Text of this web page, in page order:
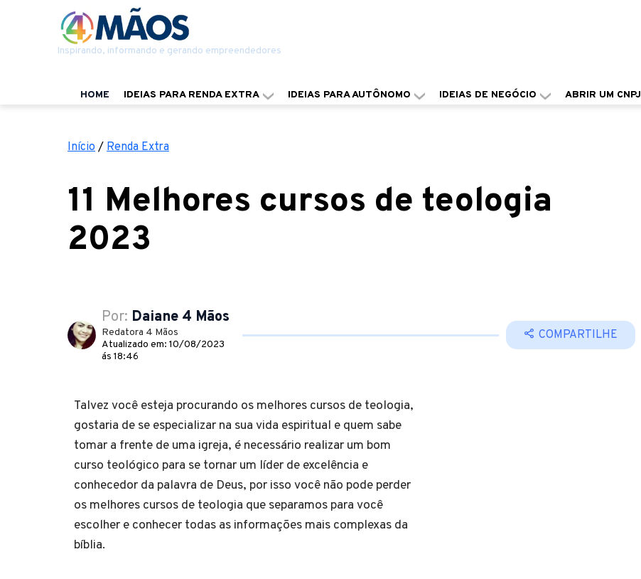
Inspirando, informando e gerando empreendedores
HOME IDEIAS PARA RENDA EXTRA IDEIAS PARA AUTÔNOMO IDEIAS DE NEGÓCIO ABRIR UM CNPJ
Início / Renda Extra
11 Melhores cursos de teologia
2023
Por: Daiane 4 Mãos
Redatora 4 Mãos
Atualizado em: 10/08/2023
ás 18:46
COMPARTILHE
Talvez você esteja procurando os melhores cursos de teologia,
gostaria de se especializar na sua vida espiritual e quem sabe
tomar a frente de uma igreja, é necessário realizar um bom
curso teológico para se tornar um líder de excelência e
conhecedor da palavra de Deus, por isso você não pode perder
os melhores cursos de teologia que separamos para você
escolher e conhecer todas as informações mais complexas da
bíblia.